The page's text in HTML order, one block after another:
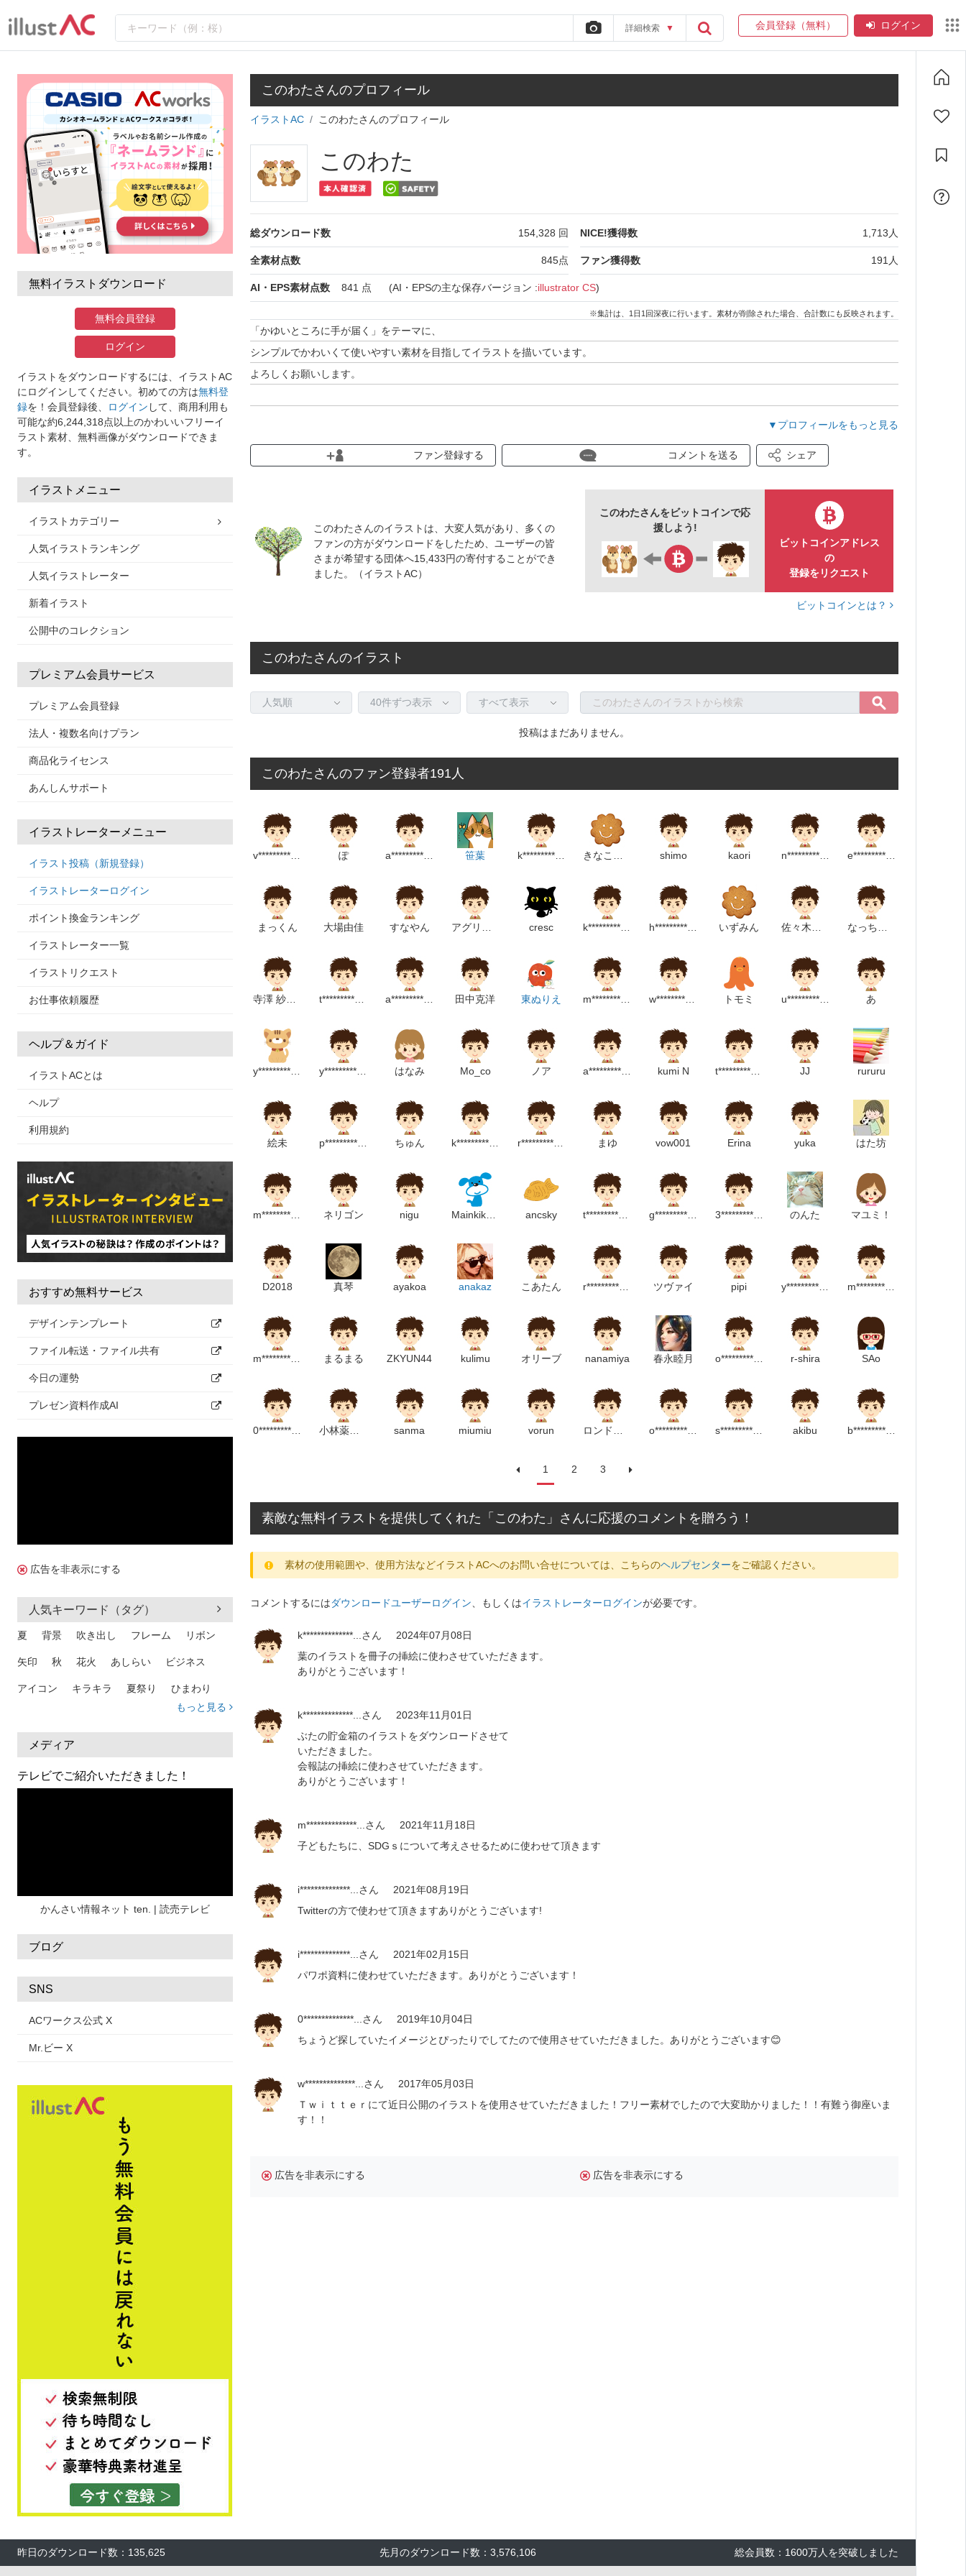
詳細検索 ▼ 会員登録（無料） ログイン
無料イラストダウンロード
無料会員登録
ログイン
イラストをダウンロードするには、イラストAC
にログインしてください。初めての方は無料登
録を！会員登録後、 ログイン して、商用利用も
可能な約6,244,318点以上のかわいいフリーイ
ラスト素材、無料画像がダウンロードできま
す。
イラストメニュー
イラストカテゴリー
人気イラストランキング
人気イラストレーター
新着イラスト
公開中のコレクション
プレミアム会員サービス
プレミアム会員登録
法人・複数名向けプラン
商品化ライセンス
あんしんサポート
イラストレーターメニュー
イラスト投稿（新規登録）
イラストレーターログイン
ポイント換金ランキング
イラストレーター一覧
イラストリクエスト
お仕事依頼履歴
ヘルプ＆ガイド
イラストACとは
ヘルプ
利用規約
おすすめ無料サービス
デザインテンプレート
ファイル転送・ファイル共有
今日の運勢
プレゼン資料作成AI
広告を非表示にする
人気キーワード（タグ）
夏 背景 吹き出し フレーム リボン
矢印 秋 花火 あしらい ビジネス
アイコン キラキラ 夏祭り ひまわり
熱中症
人物 暑中見舞い
日本地図 海
もっと見る
メディア
テレビでご紹介いただきました！
かんさい情報ネット ten. | 読売テレビ
ブログ
SNS
ACワークス公式 X
Mr.ビー X
このわたさんのプロフィール
イラストAC このわたさんのプロフィール
このわた
総ダウンロード数 154,328 回
全素材点数 845点
NICE!獲得数 1,713 人
ファン獲得数 191 人
AI・EPS素材点数 841 点 (AI・EPSの主な保存バージョン :illustrator CS)
※集計は、1日1回深夜に行います。素材が削除された場合、合計数にも反映されます。
「かゆいところに手が届く」をテーマに、
シンプルでかわいくて使いやすい素材を目指してイラストを描いています。
よろしくお願いします。
▼プロフィールをもっと見る
ファン登録する コメントを送る シェア
このわたさんのイラストは、大変人気があり、多くの
ファンの方がダウンロードをしたため、ユーザーの皆
さまが希望する団体へ15,433円の寄付することができ
ました。（イラストAC）
このわたさんをビットコインで応
援しよう!
ビットコインアドレス
の
登録をリクエスト
ビットコインとは？
このわたさんのイラスト
投稿はまだありません。
このわたさんのファン登録者191人
ぽ 笹葉 k************************p shimo kaori n*******************m e***********************m
まっくん 大場由佳 すなやん cresc いずみん
田中克洋 東ぬりえ トモミ u*******************m あ
はなみ Mo_co ノア kumi N t*******************m JJ rururu
絵未 ちゅん k*************************m r*****************p まゆ vow001 Erina yuka はた坊
ネリゴン nigu Mainkikaku ancsky 3***************m のんた マユミ！
D2018 真琴 ayakoa anakaz こあたん ツヴァイ pipi y*******************p m*********************m
まるまる ZKYUN44 kulimu オリーブ nanamiya 春永睦月 o***************************p r-shira SAo
sanma miumiu vorun s************************p akibu b**********************p
1 2 3
素敵な無料イラストを提供してくれた「このわた」さんに応援のコメントを贈ろう！
素材の使用範囲や、使用方法などイラストACへのお問い合せについては、こちらのヘルプセンターをご確認ください。
コメントするにはダウンロードユーザーログイン 、もしくはイラストレーターログインが必要です。
k**************... さん
2024年07月08日
葉のイラストを冊子の挿絵に使わさせていただきます。
ありがとうございます！
k**************... さん
2023年11月01日
ぶたの貯金箱のイラストをダウンロードさせて
いただきました。
会報誌の挿絵に使わさせていただきます。
ありがとうございます！
m**************... さん
2021年11月18日
子どもたちに、SDGｓについて考えさせるために使わせて頂きます
i**************... さん
2021年08月19日
Twitterの方で使わせて頂きますありがとうございます!
i**************... さん
2021年02月15日
パワポ資料に使わせていただきます。ありがとうございます！
0**************... さん
2019年10月04日
ちょうど探していたイメージとぴったりでしてたので使用させていただきました。ありがとうございます😊
w**************... さん
2017年05月03日
Ｔｗｉｔｔｅｒにて近日公開のイラストを使用させていただきました！フリー素材でしたので大変助かりました！！有難う御座いま
す！！
広告を非表示にする 広告を非表示にする
昨日のダウンロード数：135,625 先月のダウンロード数：3,576,106 総会員数：1600万人を突破しました